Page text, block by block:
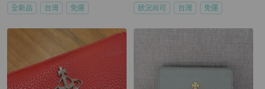
全新品 台灣 免運 狀況尚可 台灣 免運